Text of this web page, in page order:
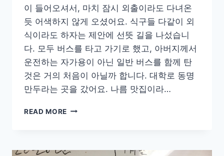
이 들어오셔서, 마치 잠시 외출이라도 다녀온
듯 어색하지 않게 오셨어요. 식구들 다같이 외
식이라도 하자는 제안에 선뜻 길을 나섰습니
다. 모두 버스를 타고 가기로 했고, 아버지께서
운전하는 자가용이 아닌 일반 버스를 함께 탄
것은 거의 처음이 아닐까 합니다. 대학로 동명
만두라는 곳을 갔어요. 나름 맛집이라…
READ MORE 설
지